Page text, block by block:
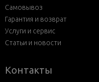
Самовывоз
Гарантия и возврат
Услуги и сервис
Статьи и новости
Контакты